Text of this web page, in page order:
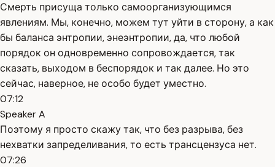
Смерть присуща только самоорганизующимся
явлениям. Мы, конечно, можем тут уйти в сторону, а как
бы баланса энтропии, энеэнтропии, да, что любой
порядок он одновременно сопровождается, так
сказать, выходом в беспорядок и так далее. Но это
сейчас, наверное, не особо будет уместно.
07:12
Speaker A
Поэтому я просто скажу так, что без разрыва, без
нехватки запределивания, то есть трансцензуса нет.
07:26